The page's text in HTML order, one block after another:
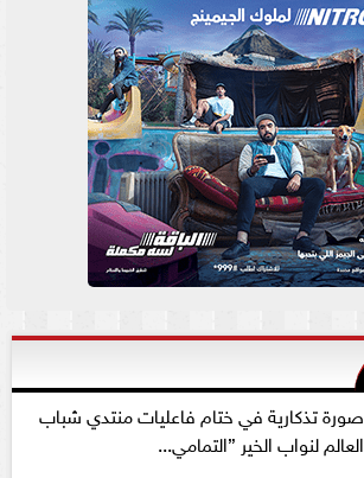
صورة تذكارية في ختام فاعليات منتدي شباب
العالم لنواب الخير ”التمامي...